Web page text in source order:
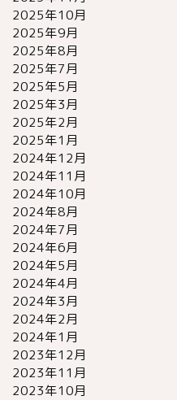
2025年10月
2025年9月
2025年8月
2025年7月
2025年5月
2025年3月
2025年2月
2025年1月
2024年12月
2024年11月
2024年10月
2024年8月
2024年7月
2024年6月
2024年5月
2024年4月
2024年3月
2024年2月
2024年1月
2023年12月
2023年11月
2023年10月